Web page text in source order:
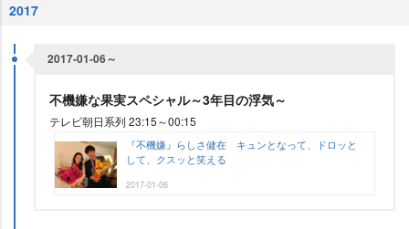
2017
2017-01-06～
不機嫌な果実スペシャル～3年目の浮気～
テレビ朝日系列 23:15～00:15
『不機嫌』らしさ健在 キュンとなって、ドロッと
して、クスッと笑える
2017-01-06